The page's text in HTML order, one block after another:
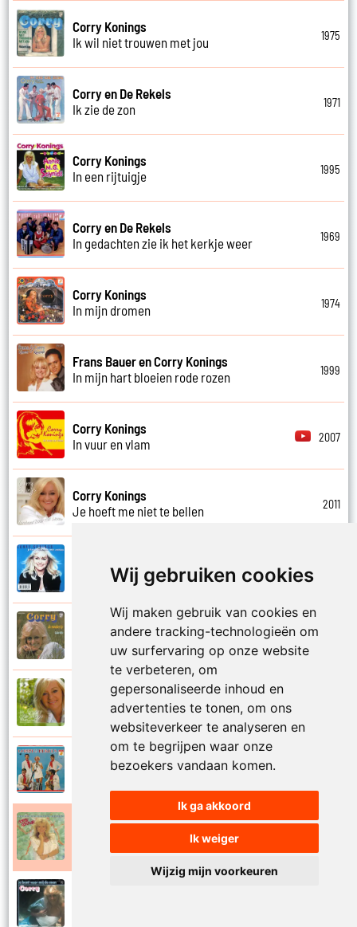
Wij gebruiken cookies
Wij maken gebruik van cookies en
andere tracking-technologieën om
uw surfervaring op onze website
te verbeteren, om
gepersonaliseerde inhoud en
advertenties te tonen, om ons
websiteverkeer te analyseren en
om te begrijpen waar onze
bezoekers vandaan komen.
Ik ga akkoord
Ik weiger
Wijzig mijn voorkeuren
Corry Konings
Ik wil niet trouwen met jou
1975
Corry en De Rekels
Ik zie de zon
1971
Corry Konings
In een rijtuigje
1995
Corry en De Rekels
In gedachten zie ik het kerkje weer
1969
Corry Konings
In mijn dromen
1974
Frans Bauer en Corry Konings
In mijn hart bloeien rode rozen
1999
Corry Konings
In vuur en vlam
2007
Corry Konings
Je hoeft me niet te bellen
2011
Je kan je leven nooit meer overdoen
Corry Konings
Je moedertje
Corry Konings
Corry en De Rekels
Corry Konings